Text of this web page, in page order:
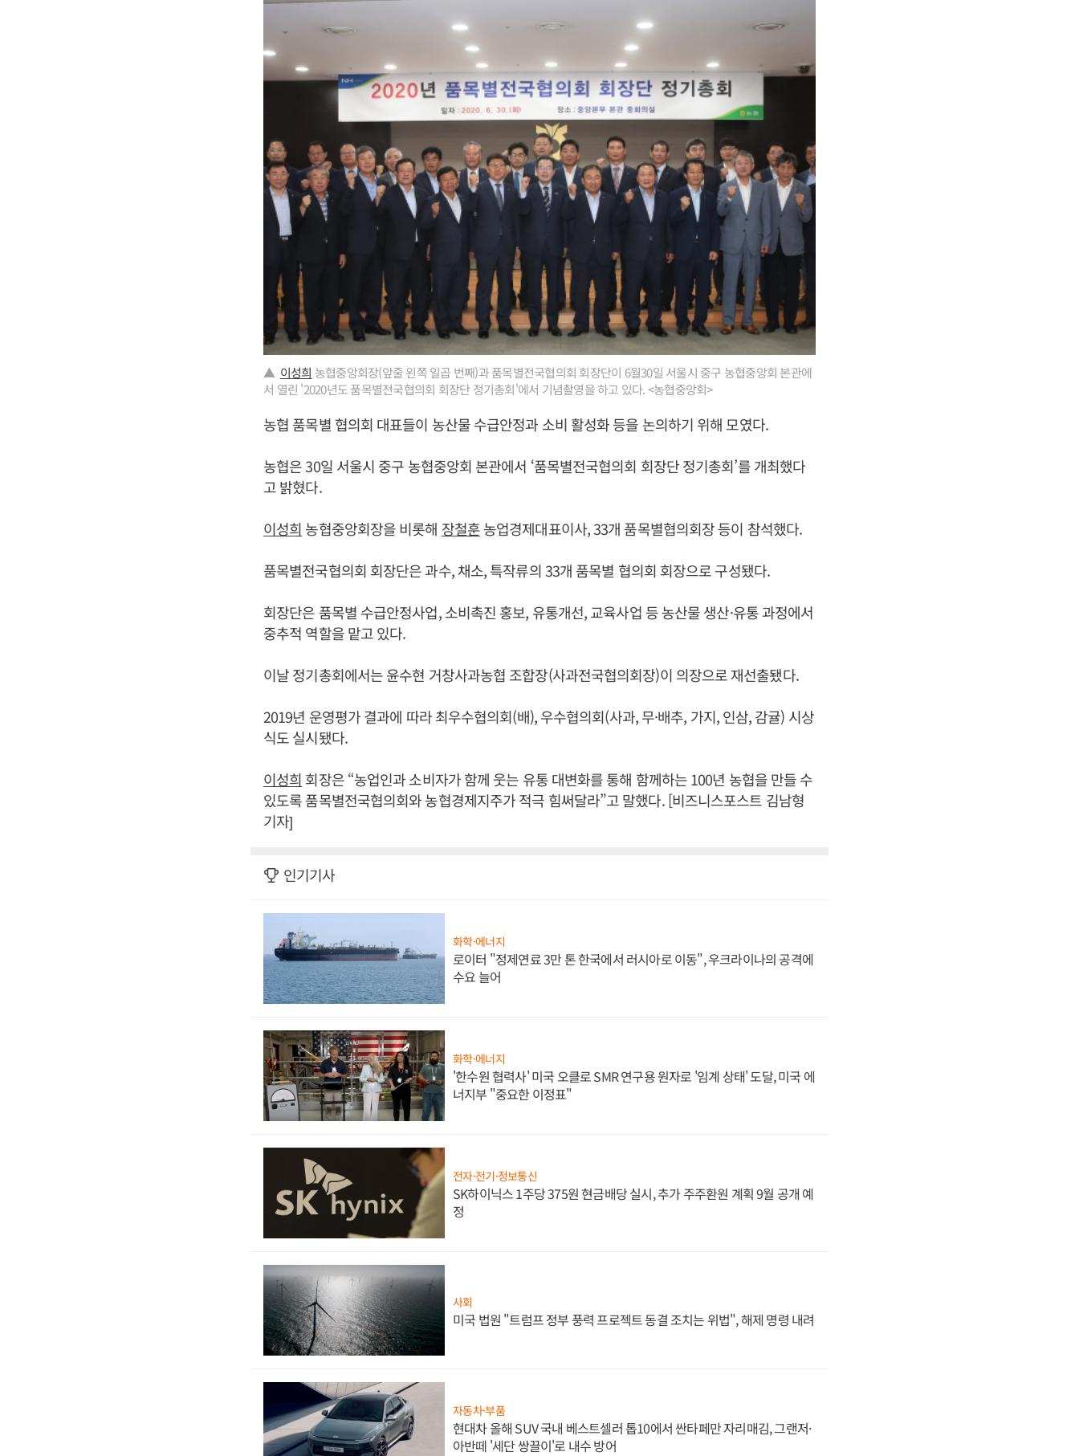
▲ 이성희 농협중앙회장(앞줄 왼쪽 일곱 번째)과 품목별전국협의회 회장단이 6월30일 서울시 중구 농협중앙회 본관에
서 열린 '2020년도 품목별전국협의회 회장단 정기총회'에서 기념촬영을 하고 있다. <농협중앙회>
농협 품목별 협의회 대표들이 농산물 수급안정과 소비 활성화 등을 논의하기 위해 모였다.
농협은 30일 서울시 중구 농협중앙회 본관에서 ‘품목별전국협의회 회장단 정기총회’를 개최했다
고 밝혔다.
이성희 농협중앙회장을 비롯해 장철훈농업경제대표이사, 33개 품목별협의회장 등이 참석했다.
품목별전국협의회 회장단은 과수, 채소, 특작류의 33개 품목별 협의회 회장으로 구성됐다.
회장단은 품목별 수급안정사업, 소비촉진 홍보, 유통개선, 교육사업 등 농산물 생산·유통 과정에서
중추적 역할을 맡고 있다.
이날 정기총회에서는 윤수현 거창사과농협 조합장(사과전국협의회장)이 의장으로 재선출됐다.
2019년 운영평가 결과에 따라 최우수협의회(배), 우수협의회(사과, 무·배추, 가지, 인삼, 감귤) 시상
식도 실시됐다.
이성희 회장은 “농업인과 소비자가 함께 웃는 유통 대변화를 통해 함께하는 100년 농협을 만들 수
있도록 품목별전국협의회와 농협경제지주가 적극 힘써달라”고 말했다. [비즈니스포스트 김남형
기자]
인기기사
화학·에너지
로이터 "정제연료 3만 톤 한국에서 러시아로 이동", 우크라이나의 공격에
수요 늘어
화학·에너지
'한수원 협력사' 미국 오클로 SMR 연구용 원자로 '임계 상태' 도달, 미국 에
너지부 "중요한 이정표"
전자·전기·정보통신
SK하이닉스 1주당 375원 현금배당 실시, 추가 주주환원 계획 9월 공개 예
정
사회
미국 법원 "트럼프 정부 풍력 프로젝트 동결 조치는 위법", 해제 명령 내려
자동차·부품
현대차 올해 SUV 국내 베스트셀러 톱10에서 싼타페만 자리매김, 그랜저·
아반떼 '세단 쌍끌이'로 내수 방어